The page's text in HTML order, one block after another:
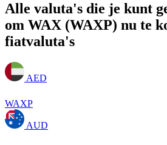
Alle valuta's die je kunt
om WAX (WAXP) nu te
fiatvaluta's
AED
WAXP
AUD